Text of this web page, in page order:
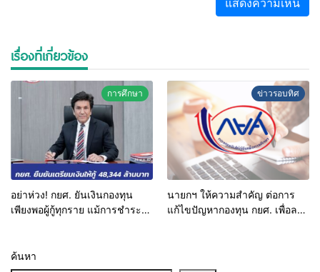
เรื่องที่เกี่ยวข้อง
การศึกษา
อย่าห่วง! กยศ. ยันเงินกองทุน
เพียงพอผู้กู้ทุกราย แม้การชำระ
ข่าวรอบทิศ
นายกฯ ให้ความสำคัญ ต่อการ
แก้ไขปัญหากองทุน กยศ. เพื่อลด
ค้นหา